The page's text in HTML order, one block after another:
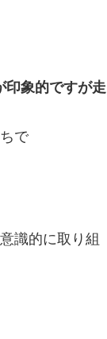
印象的ですが走
で
識的に取り組